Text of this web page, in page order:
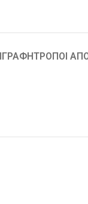
ΤΡΟΠΟΙ